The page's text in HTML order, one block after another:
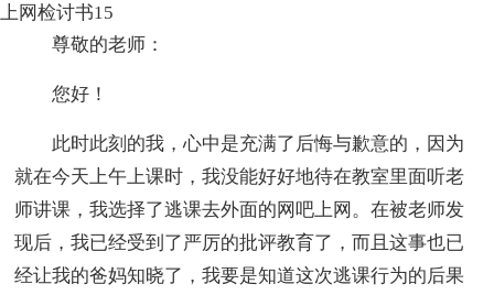
上网检讨书15
尊敬的老师：
您好！
此时此刻的我，心中是充满了后悔与歉意的，因为
就在今天上午上课时，我没能好好地待在教室里面听老
师讲课，我选择了逃课去外面的网吧上网。在被老师发
现后，我已经受到了严厉的批评教育了，而且这事也已
经让我的爸妈知晓了，我要是知道这次逃课行为的后果